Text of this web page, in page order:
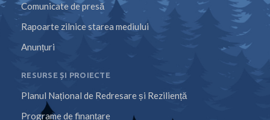
Comunicate de presă
Rapoarte zilnice starea mediului
Anunțuri
RESURSE ȘI PROIECTE
Planul Național de Redresare și Reziliență
Programe de finanțare